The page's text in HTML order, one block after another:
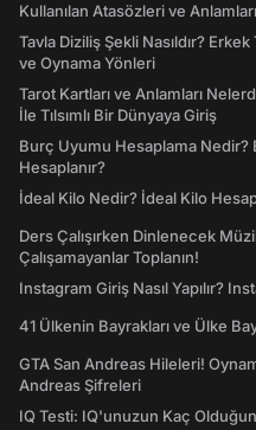
Kullanılan Atasözleri ve Anlamları
Tavla Diziliş Şekli Nasıldır? Erkek
ve Oynama Yönleri
Tarot Kartları ve Anlamları
İle Tılsımlı Bir Dünyaya Giriş
Burç Uyumu Hesaplama Nedir?
Hesaplanır?
İdeal Kilo Nedir? İdeal Kilo
Ders Çalışırken Dinlenecek
Çalışamayanlar Toplanın!
Instagram Giriş Nasıl Yapılır?
41 Ülkenin Bayrakları ve Ülke
GTA San Andreas Hileleri!
Andreas Şifreleri
IQ Testi: IQ'unuzun Kaç